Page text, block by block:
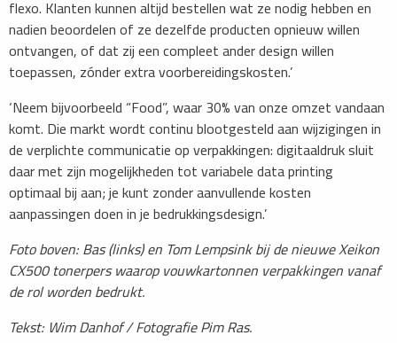
flexo. Klanten kunnen altijd bestellen wat ze nodig hebben en
nadien beoordelen of ze dezelfde producten opnieuw willen
ontvangen, of dat zij een compleet ander design willen
toepassen, zónder extra voorbereidingskosten.’
‘Neem bijvoorbeeld “Food”, waar 30% van onze omzet vandaan
komt. Die markt wordt continu blootgesteld aan wijzigingen in
de verplichte communicatie op verpakkingen: digitaaldruk sluit
daar met zijn mogelijkheden tot variabele data printing
optimaal bij aan; je kunt zonder aanvullende kosten
aanpassingen doen in je bedrukkingsdesign.’
Foto boven: ​Bas (links) en Tom Lempsink bij de nieuwe Xeikon
CX500 tonerpers waarop vouwkartonnen verpakkingen vanaf
de rol worden bedrukt.
Tekst: Wim Danhof / Fotografie Pim Ras.